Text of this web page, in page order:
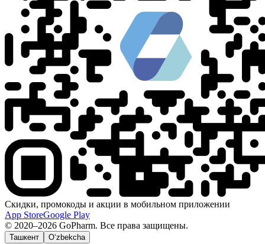
Скидки, промокоды и акции в мобильном приложении
App StoreGoogle Play
© 2020–2026 GoPharm. Все права защищены.
Ташкент O‘zbekcha